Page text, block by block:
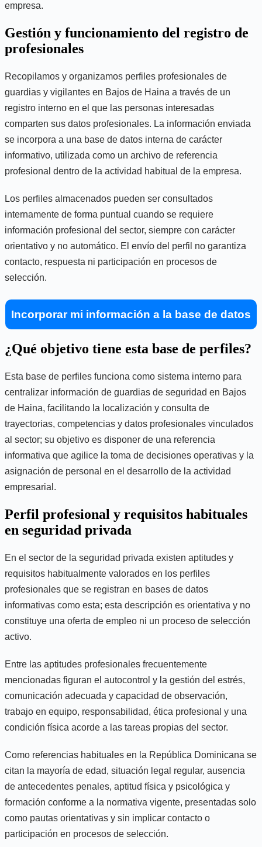
empresa.
Gestión y funcionamiento del registro de
profesionales
Recopilamos y organizamos perfiles profesionales de
guardias y vigilantes en Bajos de Haina a través de un
registro interno en el que las personas interesadas
comparten sus datos profesionales. La información enviada
se incorpora a una base de datos interna de carácter
informativo, utilizada como un archivo de referencia
profesional dentro de la actividad habitual de la empresa.
Los perfiles almacenados pueden ser consultados
internamente de forma puntual cuando se requiere
información profesional del sector, siempre con carácter
orientativo y no automático. El envío del perfil no garantiza
contacto, respuesta ni participación en procesos de
selección.
Incorporar mi información a la base de datos
¿Qué objetivo tiene esta base de perfiles?
Esta base de perfiles funciona como sistema interno para
centralizar información de guardias de seguridad en Bajos
de Haina, facilitando la localización y consulta de
trayectorias, competencias y datos profesionales vinculados
al sector; su objetivo es disponer de una referencia
informativa que agilice la toma de decisiones operativas y la
asignación de personal en el desarrollo de la actividad
empresarial.
Perfil profesional y requisitos habituales
en seguridad privada
En el sector de la seguridad privada existen aptitudes y
requisitos habitualmente valorados en los perfiles
profesionales que se registran en bases de datos
informativas como esta; esta descripción es orientativa y no
constituye una oferta de empleo ni un proceso de selección
activo.
Entre las aptitudes profesionales frecuentemente
mencionadas figuran el autocontrol y la gestión del estrés,
comunicación adecuada y capacidad de observación,
trabajo en equipo, responsabilidad, ética profesional y una
condición física acorde a las tareas propias del sector.
Como referencias habituales en la República Dominicana se
citan la mayoría de edad, situación legal regular, ausencia
de antecedentes penales, aptitud física y psicológica y
formación conforme a la normativa vigente, presentadas solo
como pautas orientativas y sin implicar contacto o
participación en procesos de selección.